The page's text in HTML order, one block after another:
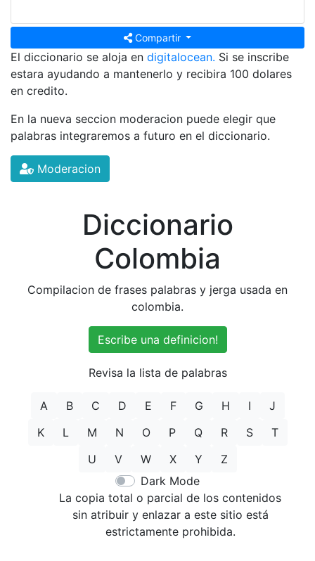
Compartir
El diccionario se aloja en digitalocean. Si se inscribe
estara ayudando a mantenerlo y recibira 100 dolares
en credito.
En la nueva seccion moderacion puede elegir que
palabras integraremos a futuro en el diccionario.
Moderacion
Diccionario
Colombia
Compilacion de frases palabras y jerga usada en
colombia.
Escribe una definicion!
Revisa la lista de palabras
A B C D E F G H I
J
K
L M N O P Q R S
T
U
V W X Y
Z
Dark Mode
La copia total o parcial de los contenidos
sin atribuir y enlazar a este sitio está
estrictamente prohibida.